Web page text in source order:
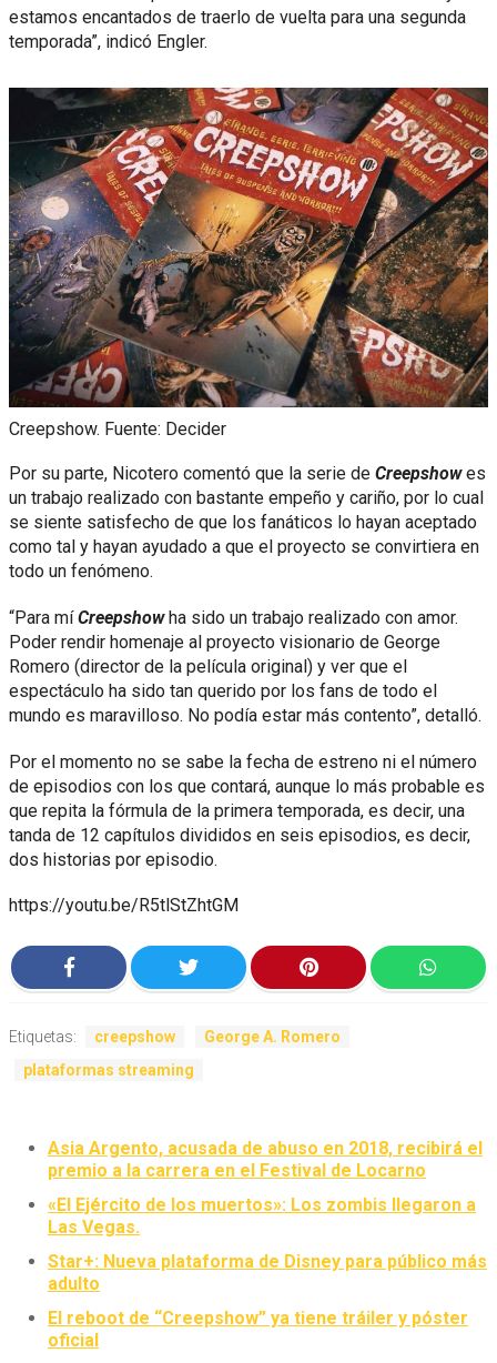
estamos encantados de traerlo de vuelta para una segunda
temporada”, indicó Engler.
Creepshow. Fuente: Decider
Por su parte, Nicotero comentó que la serie de Creepshowes
un trabajo realizado con bastante empeño y cariño, por lo cual
se siente satisfecho de que los fanáticos lo hayan aceptado
como tal y hayan ayudado a que el proyecto se convirtiera en
todo un fenómeno.
“Para míCreepshowha sido un trabajo realizado con amor.
Poder rendir homenaje al proyecto visionario de George
Romero (director de la película original) y ver que el
espectáculo ha sido tan querido por los fans de todo el
mundo es maravilloso. No podía estar más contento”, detalló.
Por el momento no se sabe la fecha de estreno ni el número
de episodios con los que contará, aunque lo más probable es
que repita la fórmula de la primera temporada, es decir, una
tanda de 12 capítulos divididos en seis episodios, es decir,
dos historias por episodio.
https://youtu.be/R5tlStZhtGM
Etiquetas: creepshow
George A. Romero
plataformas streaming
Asia Argento, acusada de abuso en 2018, recibirá el
premio a la carrera en el Festival de Locarno
«El Ejército de los muertos»: Los zombis llegaron a
Las Vegas.
Star+: Nueva plataforma de Disney para público más
adulto
El reboot de “Creepshow” ya tiene tráiler y póster
oficial